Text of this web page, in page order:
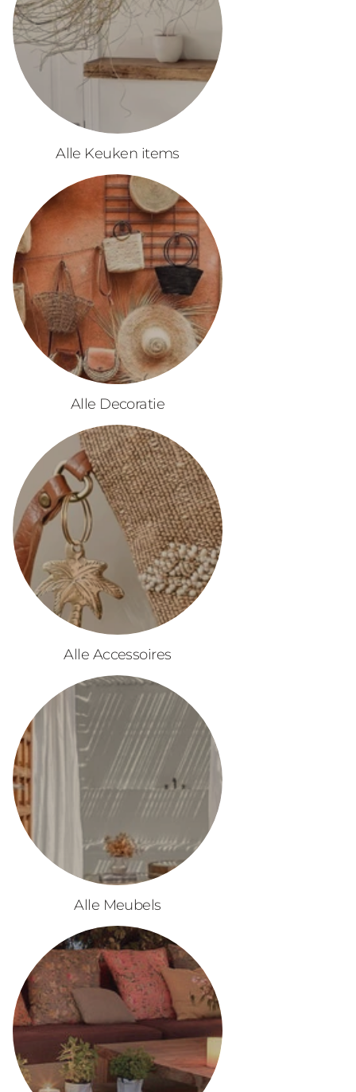
Alle Keuken items
Alle Decoratie
Alle Accessoires
Alle Meubels